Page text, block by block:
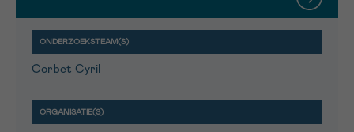
Corbet Cyril